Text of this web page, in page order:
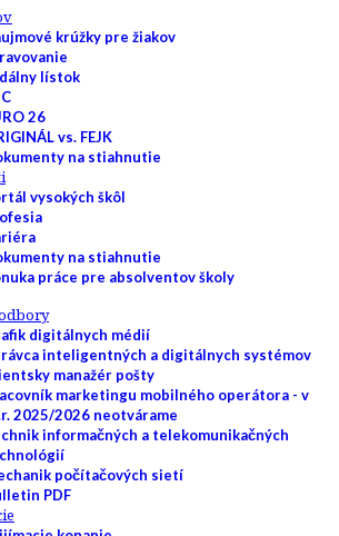
krúžky pre žiakov
lístok
26
vs. FEJK
na stiahnutie
vysokých škôl
na stiahnutie
práce pre absolventov školy
digitálnych médií
inteligentných a digitálnych systémov
manažér pošty
marketingu mobilného operátora - v
2025/2026 neotvárame
informačných a telekomunikačných
počítačových sietí
PDF